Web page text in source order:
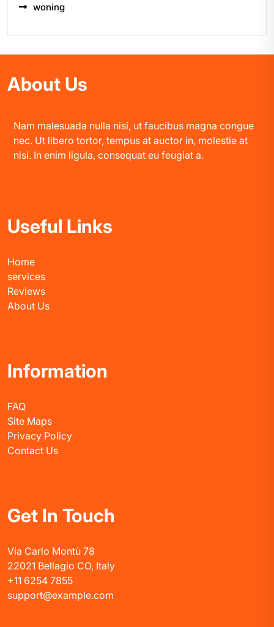
woning
About Us
Nam malesuada nulla nisi, ut faucibus magna congue
nec. Ut libero tortor, tempus at auctor in, molestie at
nisi. In enim ligula, consequat eu feugiat a.
Useful Links
Home
services
Reviews
About Us
Information
FAQ
Site Maps
Privacy Policy
Contact Us
Get In Touch
Via Carlo Montù 78
22021 Bellagio CO, Italy
+11 6254 7855
support@example.com